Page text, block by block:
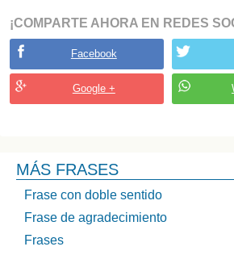
¡COMPARTE AHORA EN REDES
Facebook
Google +
MÁS FRASES
Frase con doble sentido
Frase de agradecimiento
Frases